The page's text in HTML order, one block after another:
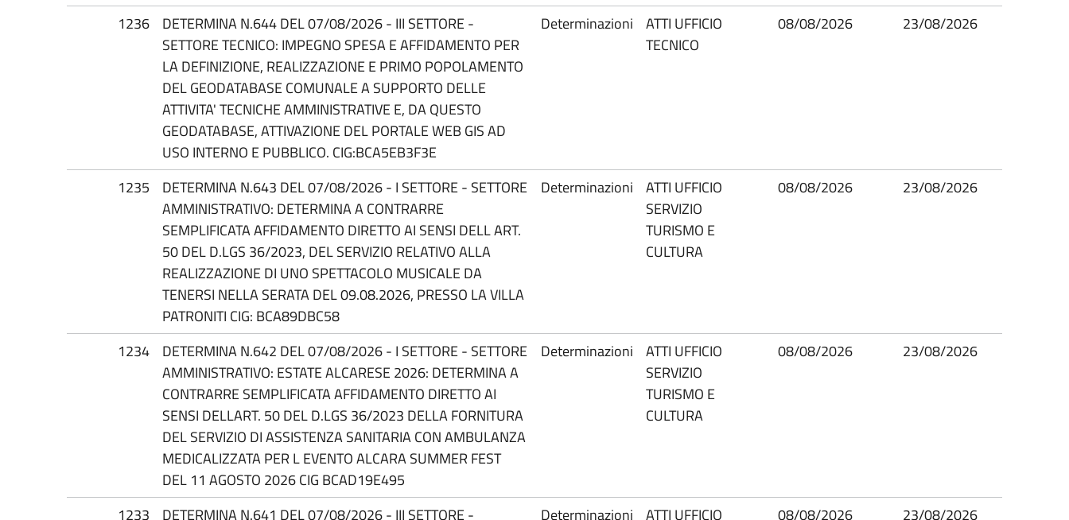
1236
DETERMINA N.644 DEL 07/08/2026 - III SETTORE -
SETTORE TECNICO: IMPEGNO SPESA E AFFIDAMENTO PER
LA DEFINIZIONE, REALIZZAZIONE E PRIMO POPOLAMENTO
DEL GEODATABASE COMUNALE A SUPPORTO DELLE
ATTIVITA' TECNICHE AMMINISTRATIVE E, DA QUESTO
GEODATABASE, ATTIVAZIONE DEL PORTALE WEB GIS AD
USO INTERNO E PUBBLICO. CIG:BCA5EB3F3E
Determinazioni
ATTI UFFICIO
TECNICO
08/08/2026 23/08/2026
1235
DETERMINA N.643 DEL 07/08/2026 - I SETTORE - SETTORE
AMMINISTRATIVO: DETERMINA A CONTRARRE
SEMPLIFICATA AFFIDAMENTO DIRETTO AI SENSI DELL ART.
50 DEL D.LGS 36/2023, DEL SERVIZIO RELATIVO ALLA
REALIZZAZIONE DI UNO SPETTACOLO MUSICALE DA
TENERSI NELLA SERATA DEL 09.08.2026, PRESSO LA VILLA
PATRONITI CIG: BCA89DBC58
Determinazioni
ATTI UFFICIO
SERVIZIO
TURISMO E
CULTURA
08/08/2026 23/08/2026
1234
DETERMINA N.642 DEL 07/08/2026 - I SETTORE - SETTORE
AMMINISTRATIVO: ESTATE ALCARESE 2026: DETERMINA A
CONTRARRE SEMPLIFICATA AFFIDAMENTO DIRETTO AI
SENSI DELLART. 50 DEL D.LGS 36/2023 DELLA FORNITURA
DEL SERVIZIO DI ASSISTENZA SANITARIA CON AMBULANZA
MEDICALIZZATA PER L EVENTO ALCARA SUMMER FEST
DEL 11 AGOSTO 2026 CIG BCAD19E495
Determinazioni
ATTI UFFICIO
SERVIZIO
TURISMO E
CULTURA
08/08/2026 23/08/2026
1233
DETERMINA N.641 DEL 07/08/2026 - III SETTORE -
Determinazioni
ATTI UFFICIO
08/08/2026 23/08/2026